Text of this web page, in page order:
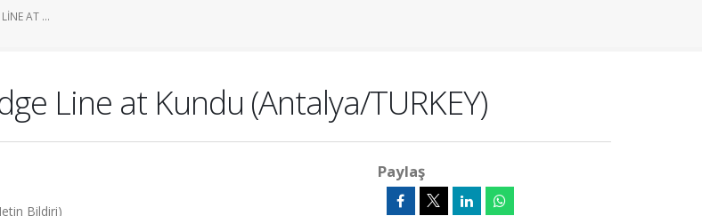
AT ...
Line at Kundu (Antalya/TURKEY)
Bildiri)
Paylaş